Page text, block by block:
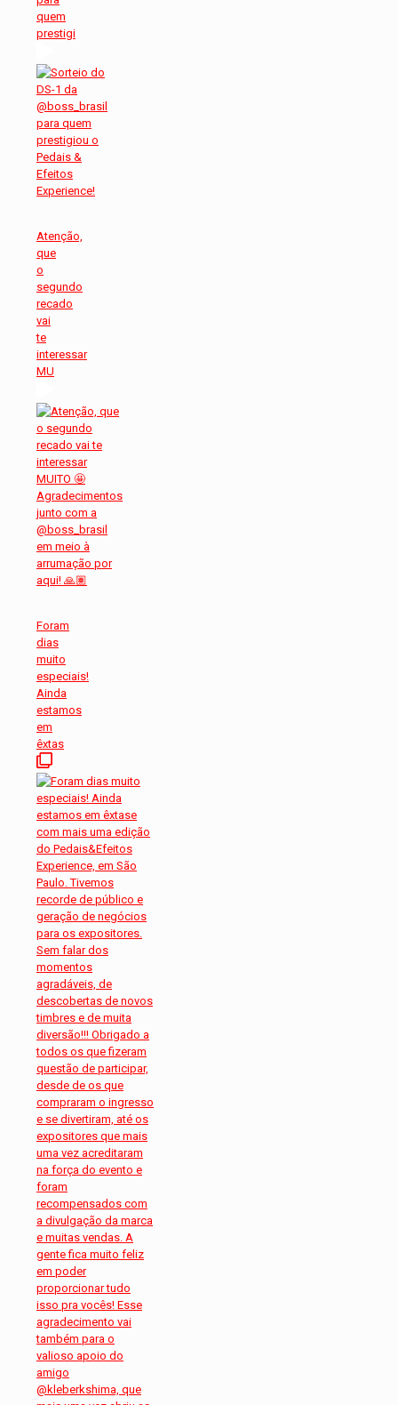
quem
prestigi
Atenção,
que
o
segundo
recado
vai
te
interessar
MU
Foram
dias
muito
especiais!
Ainda
estamos
em
êxtas